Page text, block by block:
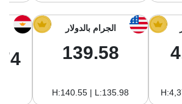
الجرام بالدولار
139.58
H:140.55 | L:135.98